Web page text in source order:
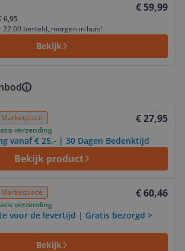
€ 59,99
6,95
besteld, morgen in huis!
Bekijk
Marketplace € 27,95
verzending
vanaf € 25,- | 30 Dagen Bedenktijd
Bekijk product
Marketplace € 60,46
verzending
voor de levertijd | Gratis bezorgd >
Bekijk